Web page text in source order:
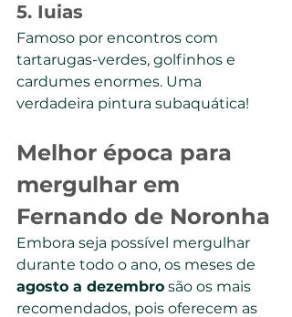
5. Iuias
Famoso por encontros com
tartarugas-verdes, golfinhos e
cardumes enormes. Uma
verdadeira pintura subaquática!
Melhor época para
mergulhar em
Fernando de Noronha
Embora seja possível mergulhar
durante todo o ano, os meses de
agosto a dezembro são os mais
recomendados, pois oferecem as